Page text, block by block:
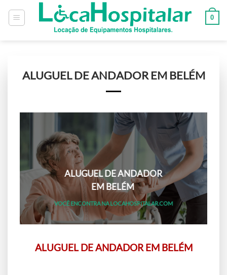
0
ALUGUEL DE ANDADOR EM BELÉM
ALUGUEL DE ANDADOR
EM BELÉM
VOCÊ ENCONTRA NA LOCAHOSPITALAR.COM
ALUGUEL DE ANDADOR EM BELÉM